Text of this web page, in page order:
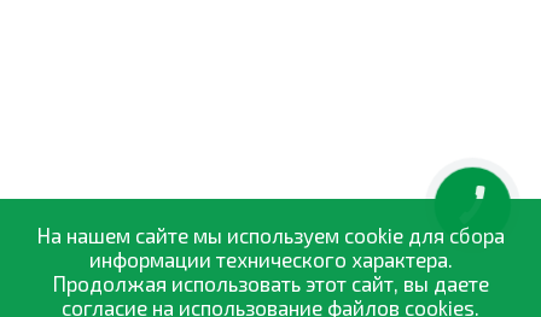
На нашем сайте мы используем cookie для сбора
информации технического характера.
Продолжая использовать этот сайт, вы даете
согласие на использование файлов cookies.